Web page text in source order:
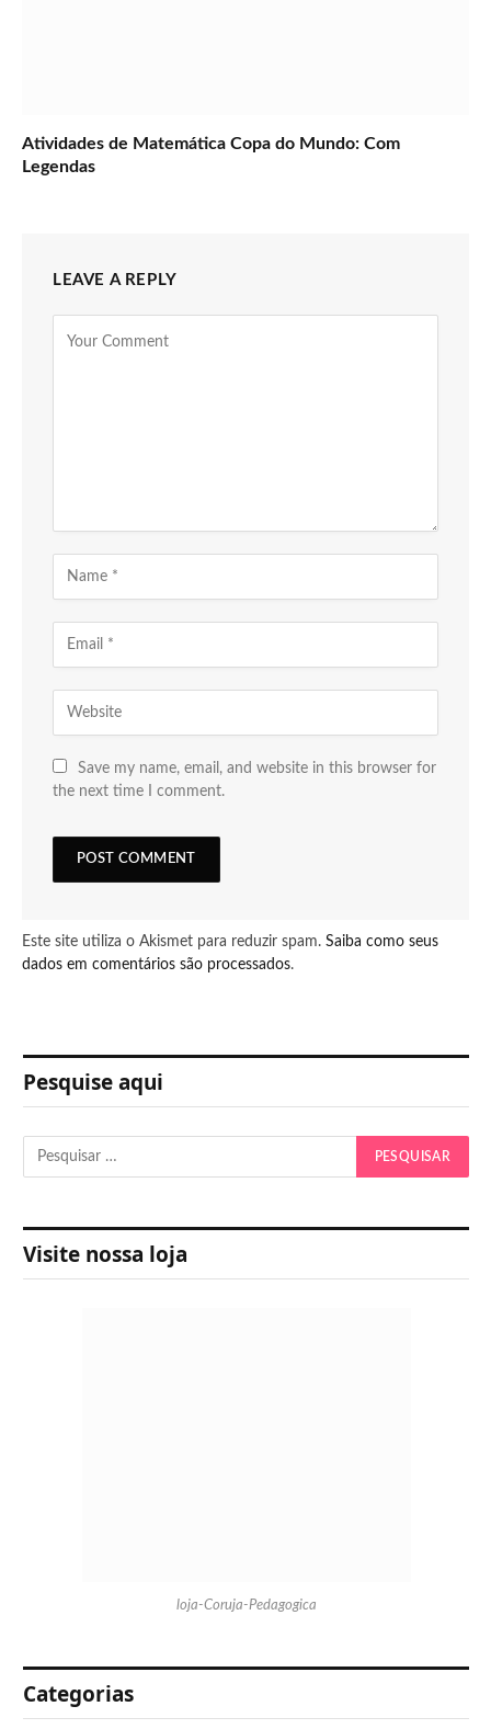
Atividades de Matemática Copa do Mundo: Com
Legendas
LEAVE A REPLY
Save my name, email, and website in this browser for
the next time I comment.
Este site utiliza o Akismet para reduzir spam. Saiba como seus
dados em comentários são processados.
Pesquise aqui
Visite nossa loja
loja-Coruja-Pedagogica
Categorias